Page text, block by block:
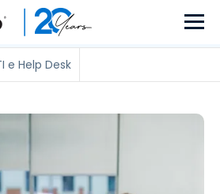
e Help Desk